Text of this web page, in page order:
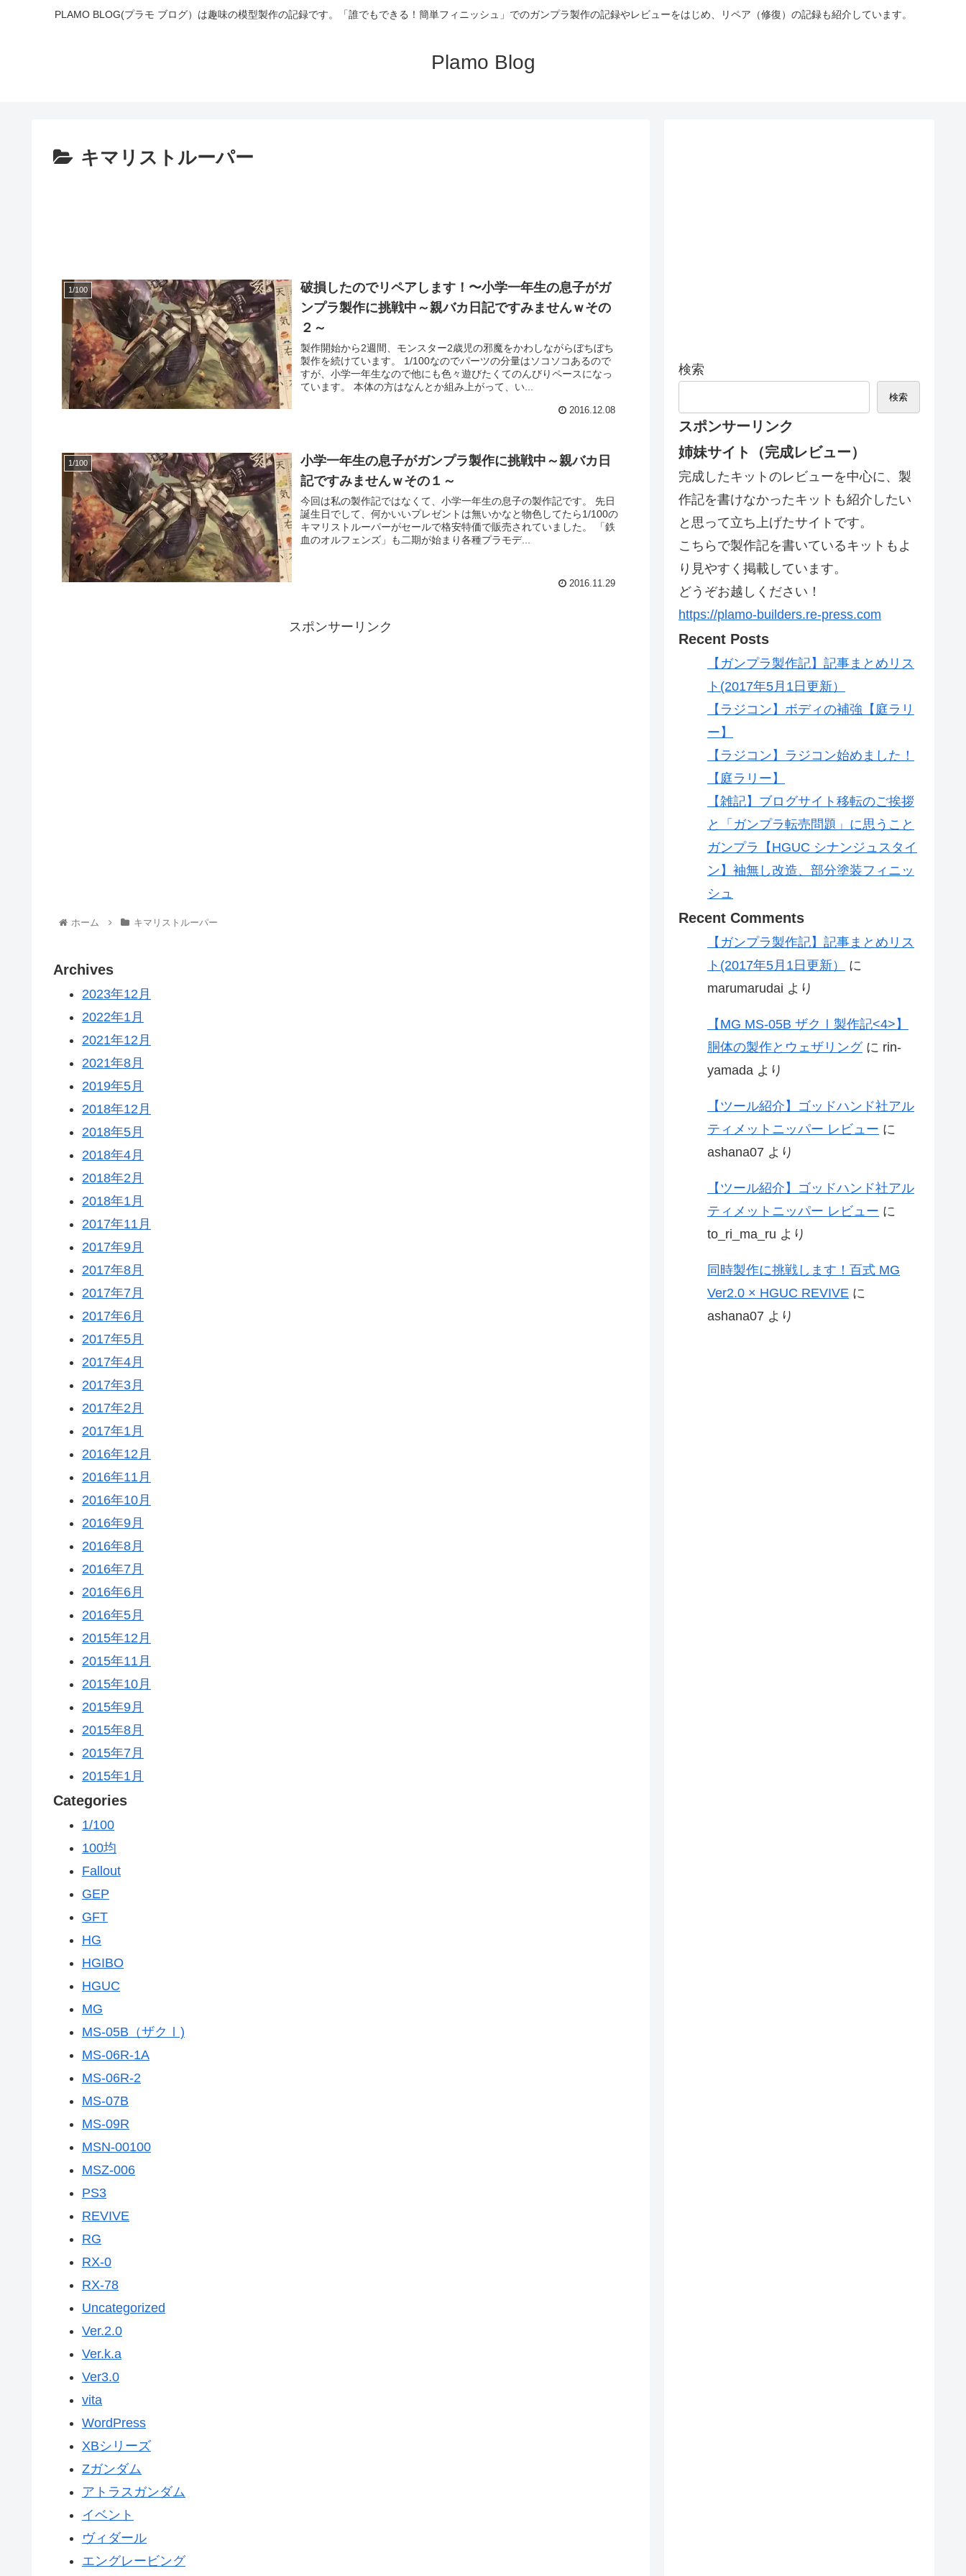
PLAMO BLOG(プラモ ブログ）は趣味の模型製作の記録です。「誰でもできる！簡単フィニッシュ」でのガンプラ製作の記録やレビューをはじめ、リペア（修復）の記録も紹介しています。
Plamo Blog
キマリストルーパー
1/100
破損したのでリペアします！〜小学一年生の息子がガ
ンプラ製作に挑戦中～親バカ日記ですみませんｗその
２～
製作開始から2週間、モンスター2歳児の邪魔をかわしながらぼちぼち
製作を続けています。 1/100なのでパーツの分量はソコソコあるので
すが、小学一年生なので他にも色々遊びたくてのんびりペースになっ
ています。 本体の方はなんとか組み上がって、い...
2016.12.08
1/100
小学一年生の息子がガンプラ製作に挑戦中～親バカ日
記ですみませんｗその１～
今回は私の製作記ではなくて、小学一年生の息子の製作記です。 先日
誕生日でして、何かいいプレゼントは無いかなと物色してたら1/100の
キマリストルーパーがセールで格安特価で販売されていました。 「鉄
血のオルフェンズ」も二期が始まり各種プラモデ...
2016.11.29
スポンサーリンク
ホーム キマリストルーパー
Archives
2023年12月
2022年1月
2021年12月
2021年8月
2019年5月
2018年12月
2018年5月
2018年4月
2018年2月
2018年1月
2017年11月
2017年9月
2017年8月
2017年7月
2017年6月
2017年5月
2017年4月
2017年3月
2017年2月
2017年1月
2016年12月
2016年11月
2016年10月
2016年9月
2016年8月
2016年7月
2016年6月
2016年5月
2015年12月
2015年11月
2015年10月
2015年9月
2015年8月
2015年7月
2015年1月
Categories
1/100
100均
Fallout
GEP
GFT
HG
HGIBO
HGUC
MG
MS-05B（ザクⅠ)
MS-06R-1A
MS-06R-2
MS-07B
MS-09R
MSN-00100
MSZ-006
PS3
REVIVE
RG
RX-0
RX-78
Uncategorized
Ver.2.0
Ver.k.a
Ver3.0
vita
WordPress
XBシリーズ
Ζガンダム
アトラスガンダム
イベント
ヴィダール
エングレービング
検索
検索
スポンサーリンク
姉妹サイト（完成レビュー）
完成したキットのレビューを中心に、製
作記を書けなかったキットも紹介したい
と思って立ち上げたサイトです。
こちらで製作記を書いているキットもよ
り見やすく掲載しています。
どうぞお越しください！
https://plamo-builders.re-press.com
Recent Posts
【ガンプラ製作記】記事まとめリス
ト(2017年5月1日更新）
【ラジコン】ボディの補強【庭ラリ
ー】
【ラジコン】ラジコン始めました！
【庭ラリー】
【雑記】ブログサイト移転のご挨拶
と「ガンプラ転売問題」に思うこと
ガンプラ【HGUC シナンジュスタイ
ン】袖無し改造、部分塗装フィニッ
シュ
Recent Comments
【ガンプラ製作記】記事まとめリス
ト(2017年5月1日更新）
に
marumarudai より
【MG MS-05B ザクⅠ製作記<4>】
胴体の製作とウェザリングに rin-
yamada より
【ツール紹介】ゴッドハンド社アル
ティメットニッパー レビュー に
ashana07 より
【ツール紹介】ゴッドハンド社アル
ティメットニッパー レビュー に
to_ri_ma_ru より
同時製作に挑戦します！百式 MG
Ver2.0 × HGUC REVIVE に
ashana07 より